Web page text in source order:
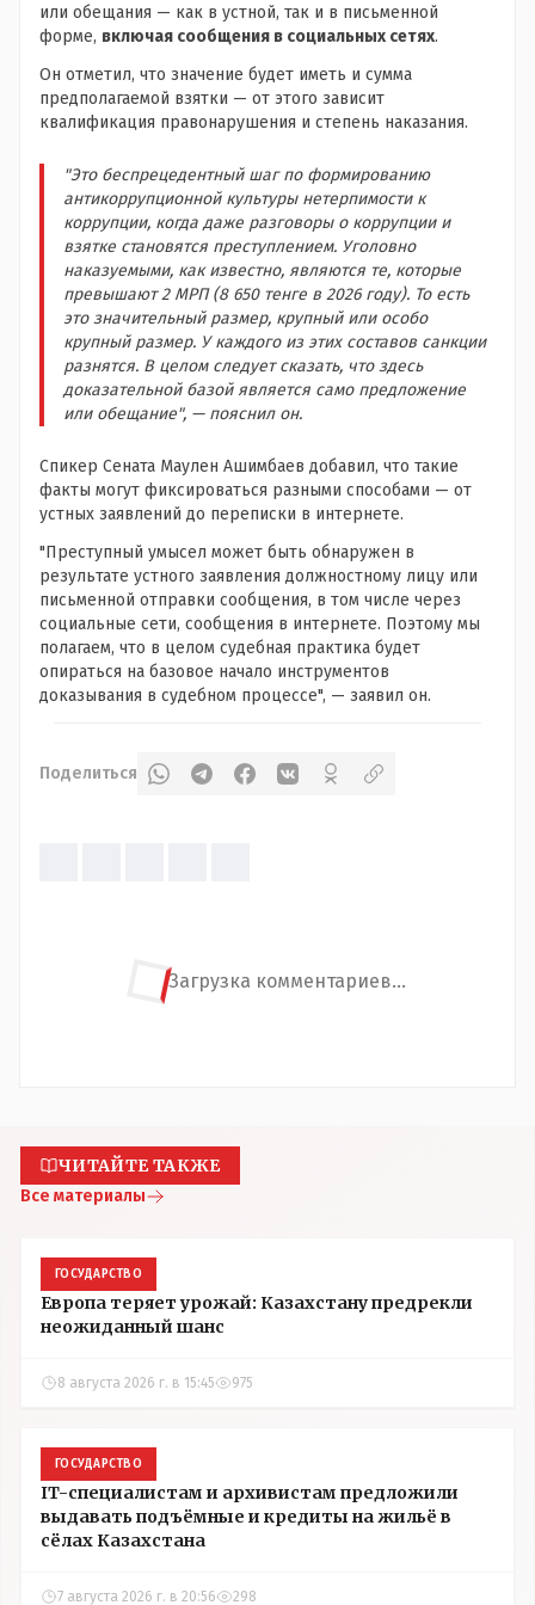
или обещания — как в устной, так и в письменной
форме, включая сообщения в социальных сетях.
Он отметил, что значение будет иметь и сумма
предполагаемой взятки — от этого зависит
квалификация правонарушения и степень наказания.
"Это беспрецедентный шаг по формированию
антикоррупционной культуры нетерпимости к
коррупции, когда даже разговоры о коррупции и
взятке становятся преступлением. Уголовно
наказуемыми, как известно, являются те, которые
превышают 2 МРП (8 650 тенге в 2026 году). То есть
это значительный размер, крупный или особо
крупный размер. У каждого из этих составов санкции
разнятся. В целом следует сказать, что здесь
доказательной базой является само предложение
или обещание", — пояснил он.
Спикер Сената Маулен Ашимбаев добавил, что такие
факты могут фиксироваться разными способами — от
устных заявлений до переписки в интернете.
"Преступный умысел может быть обнаружен в
результате устного заявления должностному лицу или
письменной отправки сообщения, в том числе через
социальные сети, сообщения в интернете. Поэтому мы
полагаем, что в целом судебная практика будет
опираться на базовое начало инструментов
доказывания в судебном процессе", — заявил он.
Поделиться
Загрузка комментариев...
ЧИТАЙТЕ ТАКЖЕ
Все материалы
ГОСУДАРСТВО
Европа теряет урожай: Казахстану предрекли
неожиданный шанс
8 августа 2026 г. в 15:45 975
ГОСУДАРСТВО
IT-специалистам и архивистам предложили
выдавать подъёмные и кредиты на жильё в
сёлах Казахстана
7 августа 2026 г. в 20:56 298